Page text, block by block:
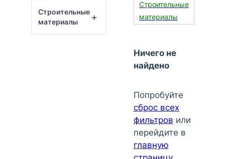
+
Строительные
материалы
Строительные
материалы
Ничего не
найдено
Попробуйте
сброс всех
фильтров или
перейдите в
главную